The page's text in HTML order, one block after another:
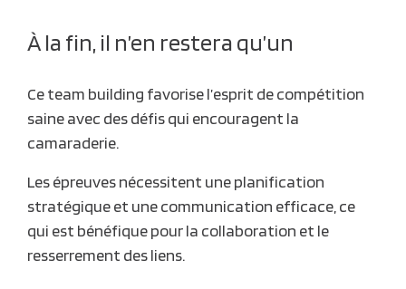
À la fin, il n’en restera qu’un
Ce team building favorise l’esprit de compétition
saine avec des défis qui encouragent la
camaraderie.
Les épreuves nécessitent une planification
stratégique et une communication efficace, ce
qui est bénéfique pour la collaboration et le
resserrement des liens.